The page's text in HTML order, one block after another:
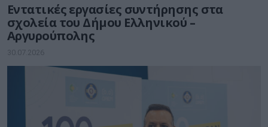
Εντατικές εργασίες συντήρησης στα
σχολεία του Δήμου Ελληνικού –
Αργυρούπολης
30.07.2026